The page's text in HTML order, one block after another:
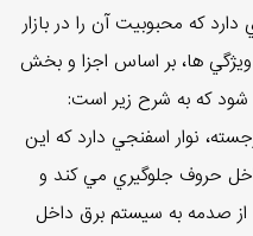
که محبوبيت آن را در بازار
ها، بر اساس اجزا و بخش
شود که به شرح زير است:
نوار اسفنجي دارد که اين
حروف جلوگيري مي کند و
از صدمه به سيستم برق داخل